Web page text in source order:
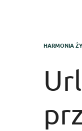
HARMONIA